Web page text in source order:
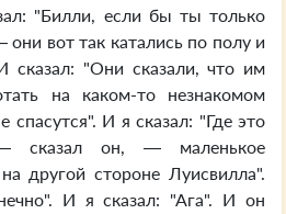
"Билли, если бы ты только
вот так катались по полу и
сказал: "Они сказали, что им
на каком-то незнакомом
И я сказал: "Где это
сказал он, — маленькое
другой стороне Луисвилла".
И я сказал: "Ага". И он